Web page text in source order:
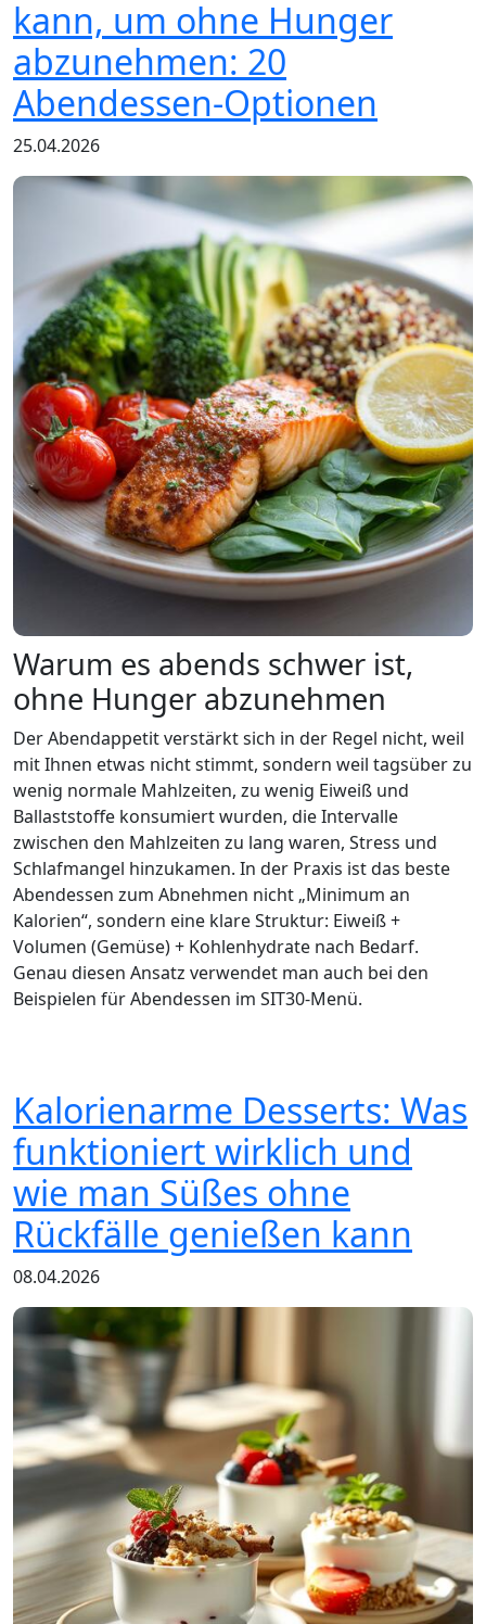
kann, um ohne Hunger
abzunehmen: 20
Abendessen-Optionen
25.04.2026
Warum es abends schwer ist,
ohne Hunger abzunehmen
Der Abendappetit verstärkt sich in der Regel nicht, weil
mit Ihnen etwas nicht stimmt, sondern weil tagsüber zu
wenig normale Mahlzeiten, zu wenig Eiweiß und
Ballaststoffe konsumiert wurden, die Intervalle
zwischen den Mahlzeiten zu lang waren, Stress und
Schlafmangel hinzukamen. In der Praxis ist das beste
Abendessen zum Abnehmen nicht „Minimum an
Kalorien“, sondern eine klare Struktur: Eiweiß +
Volumen (Gemüse) + Kohlenhydrate nach Bedarf.
Genau diesen Ansatz verwendet man auch bei den
Beispielen für Abendessen im SIT30-Menü.
Kalorienarme Desserts: Was
funktioniert wirklich und
wie man Süßes ohne
Rückfälle genießen kann
08.04.2026